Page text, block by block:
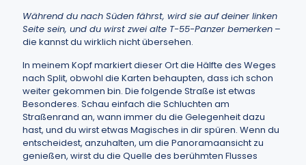
Während du nach Süden fährst, wird sie auf deiner linken
Seite sein, und du wirst zwei alte T-55-Panzer bemerken –
die kannst du wirklich nicht übersehen.
In meinem Kopf markiert dieser Ort die Hälfte des Weges
nach Split, obwohl die Karten behaupten, dass ich schon
weiter gekommen bin. Die folgende Straße ist etwas
Besonderes. Schau einfach die Schluchten am
Straßenrand an, wann immer du die Gelegenheit dazu
hast, und du wirst etwas Magisches in dir spüren. Wenn du
entscheidest, anzuhalten, um die Panoramaansicht zu
genießen, wirst du die Quelle des berühmten Flusses